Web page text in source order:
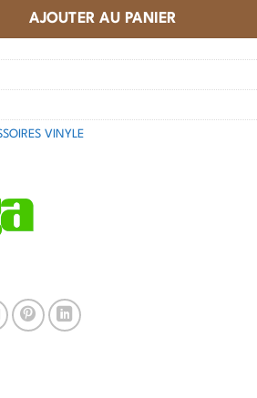
AJOUTER AU PANIER
VINYLE